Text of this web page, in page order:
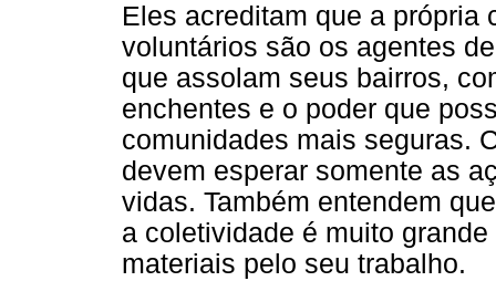
Eles acreditam que a própria
voluntários são os agentes
que assolam seus bairros,
enchentes e o poder que
comunidades mais seguras.
devem esperar somente as
vidas. Também entendem
a coletividade é muito
materiais pelo seu trabalho.